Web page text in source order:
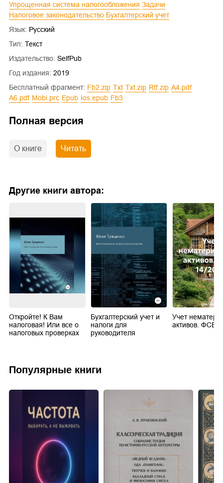
Упрощенная система налогообложения
Задачи
Налоговое законодательство
Бухгалтерский учет
Язык: Русский
Тип: Текст
Издательство: SelfPub
Год издания: 2019
Бесплатный фрагмент:
fb2.zip txt txt.zip rtf.zip
a4.pdf
a6.pdf
mobi.prc epub ios.epub fb3
Полная версия
О книге Читать
Другие книги автора:
Откройте! К Вам
налоговая! Или все о
налоговых проверках
Бухгалтерский учет и
налоги для
руководителя
Учет
активов. ФСБУ
Популярные книги